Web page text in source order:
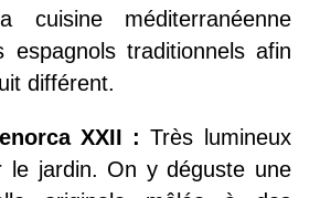
cuisine méditerranéenne
espagnols traditionnels afin
différent.
XXII : Très lumineux
le jardin. On y déguste une